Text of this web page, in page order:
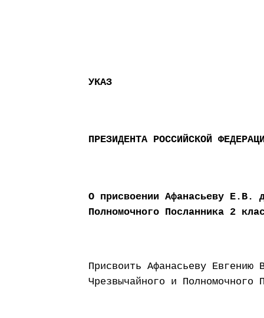
УКАЗ
ПРЕЗИДЕНТА РОССИЙСКОЙ
О присвоении Афанасьеву Е.В.
Полномочного Посланника 2
Присвоить Афанасьеву Евгению
Чрезвычайного и Полномочного